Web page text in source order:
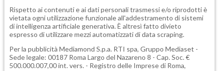
Rispetto ai contenuti e ai dati personali trasmessi e/o riprodotti è
vietata ogni utilizzazione funzionale all'addestramento di sistemi
di intelligenza artificiale generativa. È altresì fatto divieto
espresso di utilizzare mezzi automatizzati di data scraping.
Per la pubblicità Mediamond S.p.a. RTI spa, Gruppo Mediaset -
Sede legale: 00187 Roma Largo del Nazareno 8 - Cap. Soc. €
500.000.007,00 int. vers. - Registro delle Imprese di Roma,